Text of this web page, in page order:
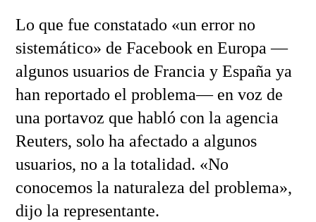
Lo que fue constatado «un error no
sistemático» de Facebook en Europa —
algunos usuarios de Francia y España ya
han reportado el problema— en voz de
una portavoz que habló con la agencia
Reuters, solo ha afectado a algunos
usuarios, no a la totalidad. «No
conocemos la naturaleza del problema»,
dijo la representante.